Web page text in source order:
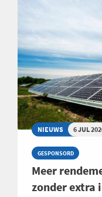
NIEUWS 6 JUL
GESPONSORD
Meer
zonder extra